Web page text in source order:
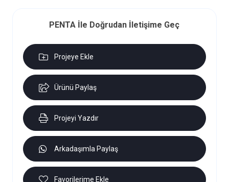
PENTA İle Doğrudan İletişime Geç
Projeye Ekle
Ürünü Paylaş
Projeyi Yazdır
Arkadaşımla Paylaş
Favorilerime Ekle